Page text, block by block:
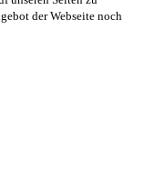
der Webseite noch